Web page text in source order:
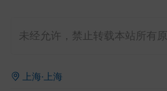
逊广场花园多位传奇吉他手...
未经允许，禁止转载本站所有
上海·上海